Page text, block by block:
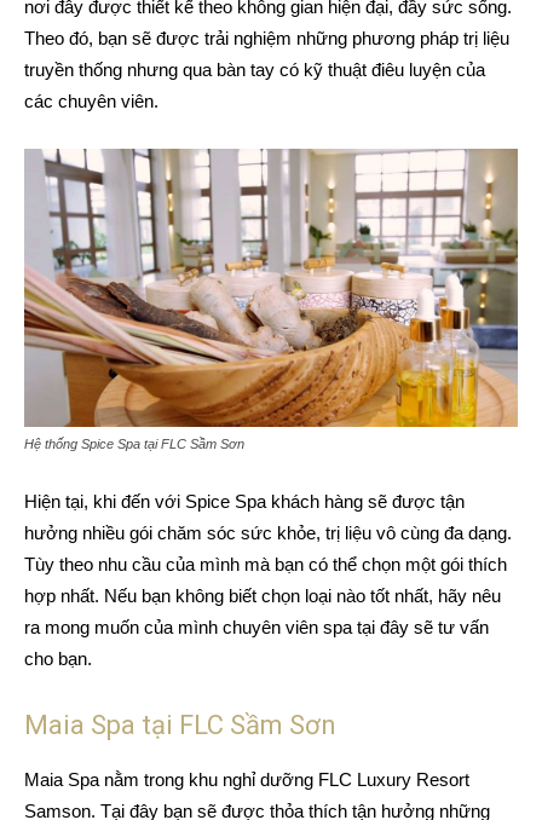
nơi đây được thiết kế theo không gian hiện đại, đầy sức sống.
Theo đó, bạn sẽ được trải nghiệm những phương pháp trị liệu
truyền thống nhưng qua bàn tay có kỹ thuật điêu luyện của
các chuyên viên.
Hệ thống Spice Spa tại FLC Sầm Sơn
Hiện tại, khi đến với Spice Spa khách hàng sẽ được tận
hưởng nhiều gói chăm sóc sức khỏe, trị liệu vô cùng đa dạng.
Tùy theo nhu cầu của mình mà bạn có thể chọn một gói thích
hợp nhất. Nếu bạn không biết chọn loại nào tốt nhất, hãy nêu
ra mong muốn của mình chuyên viên spa tại đây sẽ tư vấn
cho bạn.
Maia Spa tại FLC Sầm Sơn
Maia Spa nằm trong khu nghỉ dưỡng FLC Luxury Resort
Samson. Tại đây bạn sẽ được thỏa thích tận hưởng những